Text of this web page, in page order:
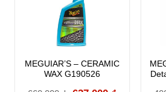
MEGUIAR’S – CERAMIC
WAX G190526